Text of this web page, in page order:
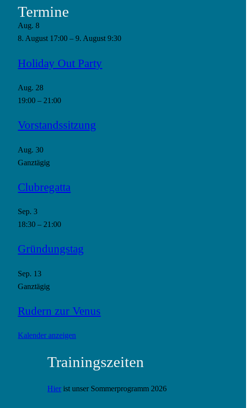
Termine
Aug.8
8. August 17:00 –9. August 9:30
Holiday Out Party
Aug. 28
19:00 – 21:00
Vorstandssitzung
Aug.30
Ganztägig
Clubregatta
Sep.3
18:30 – 21:00
Gründungstag
Sep. 13
Ganztägig
Rudern zur Venus
Kalender anzeigen
Trainingszeiten
Hier ist unser Sommerprogramm 2026